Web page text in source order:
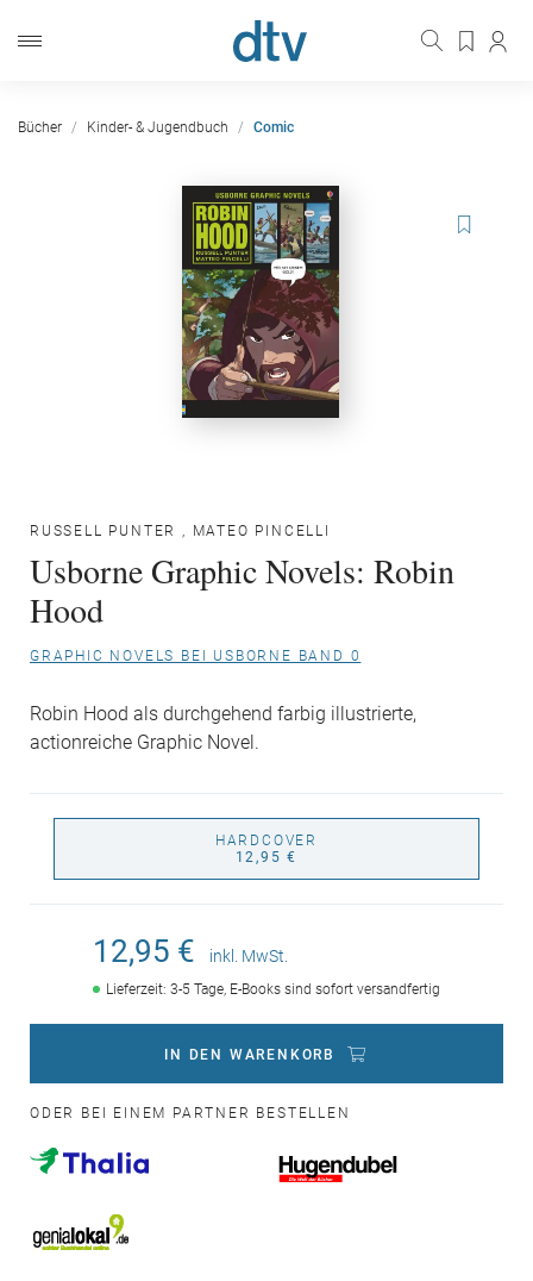
Bücher Kinder- & Jugendbuch Comic
RUSSELL PUNTER , MATEO PINCELLI
Usborne Graphic Novels: Robin
Hood
GRAPHIC NOVELS BEI USBORNE BAND 0
Robin Hood als durchgehend farbig illustrierte,
actionreiche Graphic Novel.
HARDCOVER
12,95 €
12,95 € inkl. MwSt.
Lieferzeit: 3-5 Tage, E-Books sind sofort versandfertig
IN DEN WARENKORB
ODER BEI EINEM PARTNER BESTELLEN